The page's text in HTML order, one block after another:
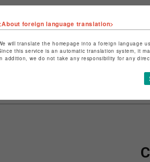
ショップ名
特定商取引法な
ショップお問い
foreign language translation>
will translate the homepage into a foreign language
this service is an automatic translation system, it
addition, we do not take any responsibility for any